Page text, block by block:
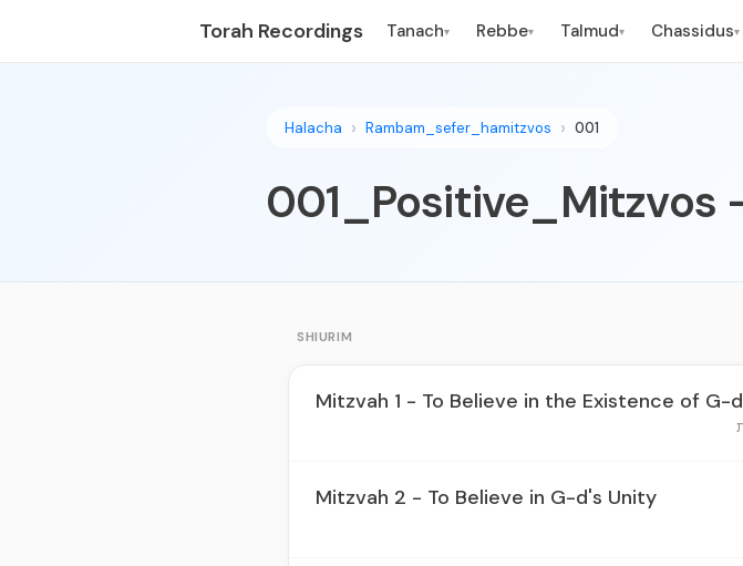
Torah Recordings Tanach▾ Rebbe▾ Talmud▾ Chassidus▾
Halacha Rambam_sefer_hamitzvos 001
SHIURIM
Mitzvah 1 - To Believe in the Existence of G-d
Mitzvah 2 - To Believe in G-d's Unity